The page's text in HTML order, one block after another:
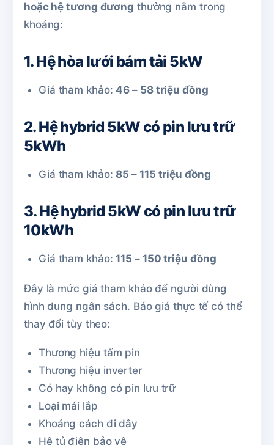
hoặc hệ tương đương thường nằm trong
khoảng:
1. Hệ hòa lưới bám tải 5kW
Giá tham khảo:46 – 58 triệu đồng
2. Hệ hybrid 5kW có pin lưu trữ
5kWh
Giá tham khảo: 85 – 115 triệu đồng
3. Hệ hybrid 5kW có pin lưu trữ
10kWh
Giá tham khảo: 115 – 150 triệu đồng
Đây là mức giá tham khảo để người dùng
hình dung ngân sách. Báo giá thực tế có thể
thay đổi tùy theo:
Thương hiệu tấm pin
Thương hiệu inverter
Có hay không có pin lưu trữ
Loại mái lắp
Khoảng cách đi dây
Hệ tủ điện bảo vệ